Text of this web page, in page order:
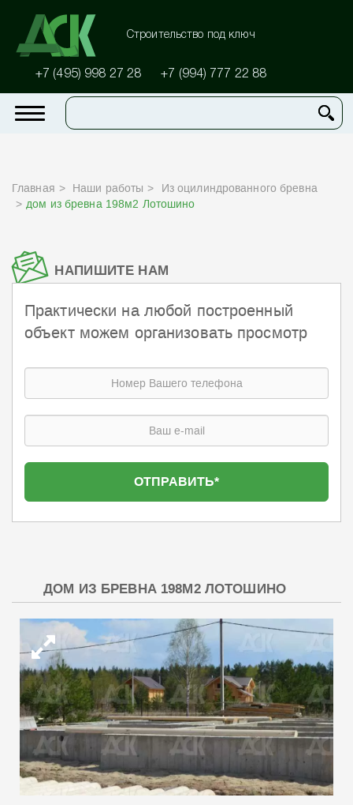
Строительство под ключ
+7 (495) 998 27 28 +7 (994) 777 22 88
Главная Наши работы
Из оцилиндрованного бревна
дом из бревна 198м2 Лотошино
НАПИШИТЕ НАМ
Практически на любой построенный
объект можем организовать просмотр
ДОМ ИЗ БРЕВНА 198М2 ЛОТОШИНО